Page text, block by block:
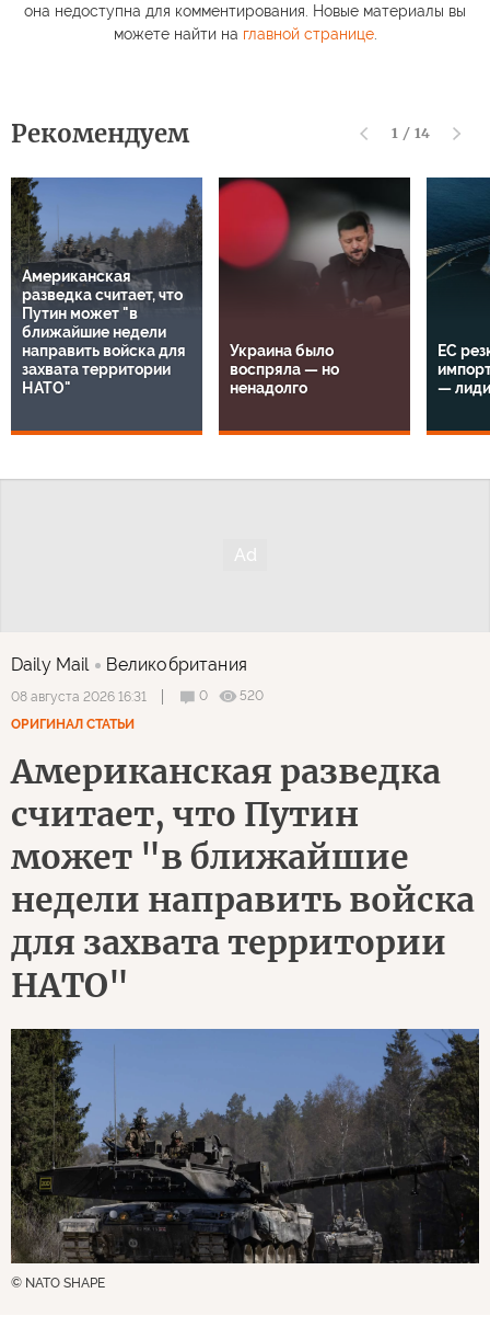
она недоступна для комментирования. Новые материалы вы
можете найти на главной странице.
Рекомендуем 1 / 14
Американская
разведка считает, что
Путин может "в
ближайшие недели
направить войска для
захвата территории
НАТО"
Украина было
воспряла — но
ненадолго
ЕС
—
Daily Mail Великобритания
08 августа 2026 16:31 0
520
ОРИГИНАЛ СТАТЬИ
Американская разведка
считает, что Путин
может "в ближайшие
недели направить войска
для захвата территории
НАТО"
© NATO SHAPE